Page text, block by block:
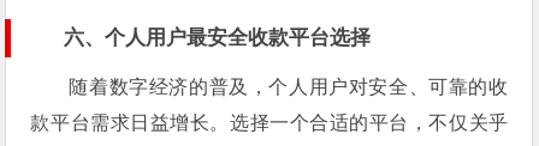
六、个人用户最安全收款平台选择
随着数字经济的普及，个人用户对安全、可靠的收
款平台需求日益增长。选择一个合适的平台，不仅关乎